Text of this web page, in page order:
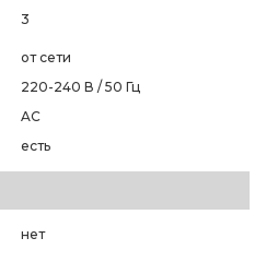
3
от сети
220-240 В / 50 Гц
AC
есть
нет